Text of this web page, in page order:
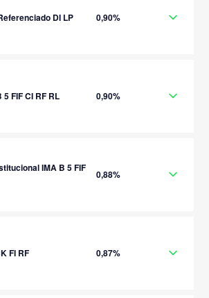
DI LP 0,90%
FIF CI RF RL 0,90%
IMA B 5 FIF
0,88%
FI RF 0,87%